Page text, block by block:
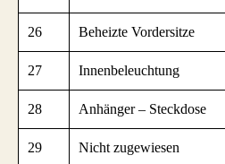
26 Beheizte Vordersitze
27 Innenbeleuchtung
28 Anhänger – Steckdose
29 Nicht zugewiesen